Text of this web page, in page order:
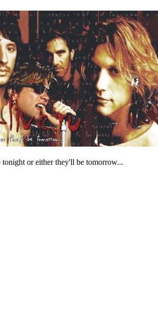
or either they'll be tomorrow...